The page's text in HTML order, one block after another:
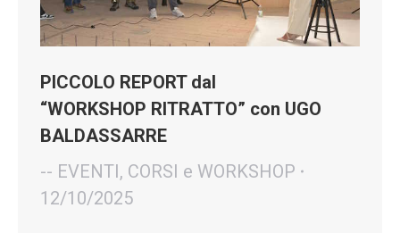
PICCOLO REPORT dal
“WORKSHOP RITRATTO” con UGO
BALDASSARRE
-- EVENTI, CORSI e WORKSHOP
12/10/2025